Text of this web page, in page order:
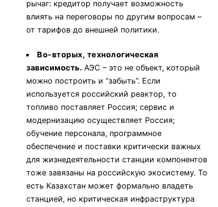
рычаг: кредитор получает возможность
влиять на переговоры по другим вопросам –
от тарифов до внешней политики.
Во-вторых, технологическая
зависимость. АЭС – это не объект, который
можно построить и “забыть”. Если
используется российский реактор, то
топливо поставляет Россия; сервис и
модернизацию осуществляет Россия;
обучение персонала, программное
обеспечение и поставки критически важных
для жизнедеятельности станции компонентов
тоже завязаны на российскую экосистему. То
есть Казахстан может формально владеть
станцией, но критическая инфраструктура